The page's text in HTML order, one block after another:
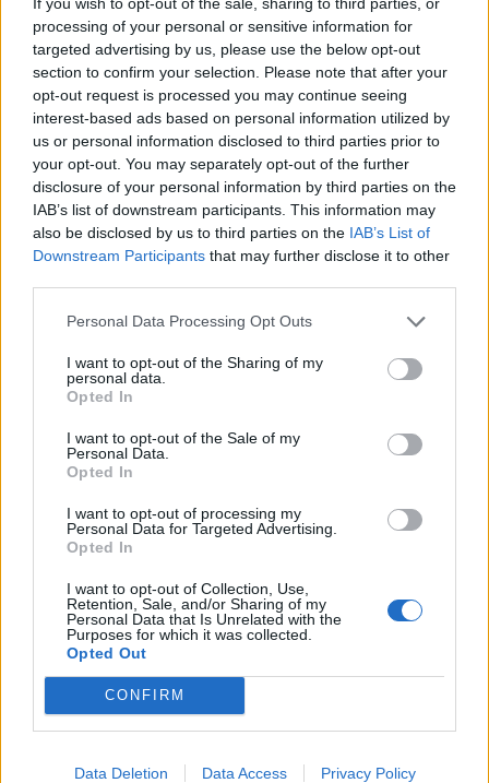
processing of your personal or sensitive information for
targeted advertising by us, please use the below opt-out
section to confirm your selection. Please note that after your
opt-out request is processed you may continue seeing
interest-based ads based on personal information utilized by
us or personal information disclosed to third parties prior to
your opt-out. You may separately opt-out of the further
disclosure of your personal information by third parties on the
IAB’s list of downstream participants. This information may
also be disclosed by us to third parties on the IAB’s List of
Downstream Participants that may further disclose it to other
Personal Data Processing Opt Outs
I want to opt-out of the Sharing of my
personal data.
Opted In
I want to opt-out of the Sale of my
Personal Data.
Opted In
I want to opt-out of processing my
Personal Data for Targeted Advertising.
Opted In
I want to opt-out of Collection, Use,
Retention, Sale, and/or Sharing of my
Personal Data that Is Unrelated with the
Purposes for which it was collected.
Opted Out
CONFIRM
Data Deletion Data Access Privacy Policy